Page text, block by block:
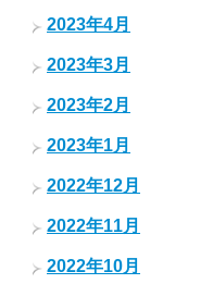
2023年4月
2023年3月
2023年2月
2023年1月
2022年12月
2022年11月
2022年10月